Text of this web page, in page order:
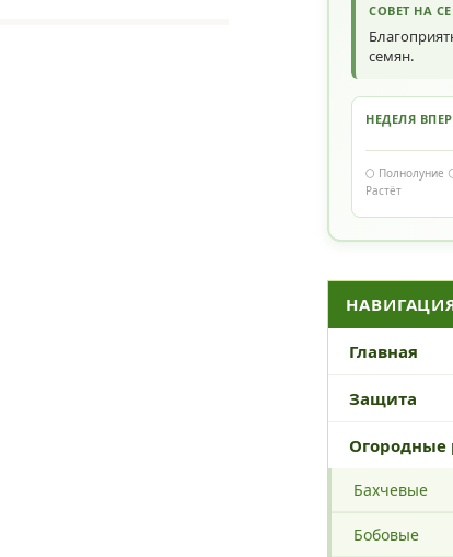
СОВЕТ НА
семян.
НЕДЕЛЯ
🌕 Полнолуние
Растёт
Главная
Защита
Огородные
Бахчевые
Бобовые